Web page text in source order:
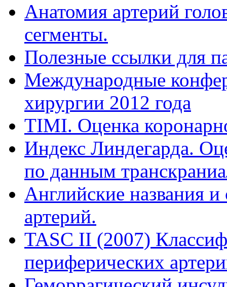
Анатомия артерий
сегменты.
Полезные ссылки для
Международные
хирургии 2012 года
TIMI. Оценка
Индекс Линдегарда.
по данным
Английские названия
артерий.
TASC II (2007)
периферических